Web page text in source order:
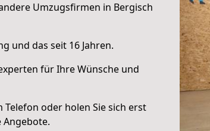
Umzugsfirmen in Bergisch
und das seit 16 Jahren.
für Ihre Wünsche und
Telefon oder holen Sie sich erst